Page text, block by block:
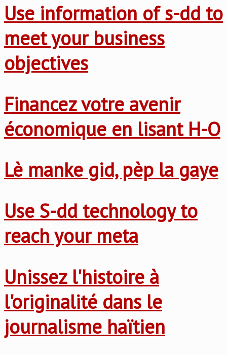
Use information of s-dd to
meet your business
objectives
Financez votre avenir
économique en lisant H-O
Lè manke gid, pèp la gaye
Use S-dd technology to
reach your meta
Unissez l'histoire à
l'originalité dans le
journalisme haïtien